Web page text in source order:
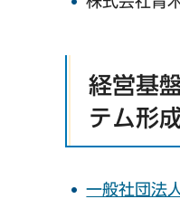
経営基
テム形
一般社団法